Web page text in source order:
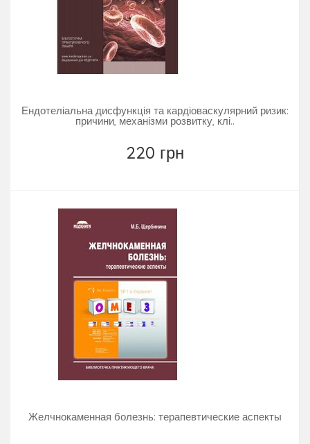
Ендотеліальна дисфункція та кардіоваскулярний ризик:
причини, механізми розвитку, клі..
220 грн
Желчнокаменная болезнь: терапевтические аспекты